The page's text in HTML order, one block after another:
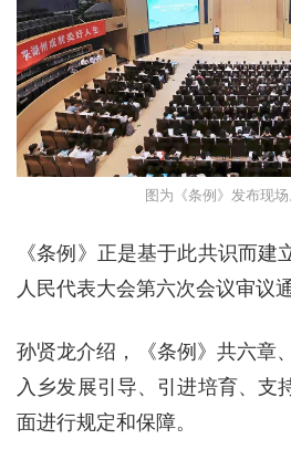
图为《条例》发布现
《条例》正是基于此共识而建
人民代表大会第六次会议审议通
孙贤龙介绍，《条例》共六章
入乡发展引导、引进培育、支
面进行规定和保障。